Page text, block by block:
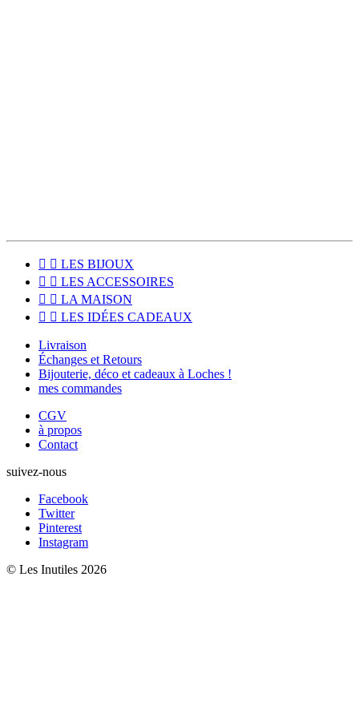
  LES BIJOUX
  LES ACCESSOIRES
  LA MAISON
  LES IDÉES CADEAUX
Livraison
Échanges et Retours
Bijouterie, déco et cadeaux à Loches !
mes commandes
CGV
à propos
Contact
suivez-nous
Facebook
Twitter
Pinterest
Instagram
© Les Inutiles 2026